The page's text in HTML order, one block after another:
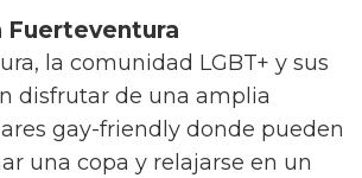
Fuerteventura
la comunidad LGBT+ y sus
disfrutar de una amplia
gay-friendly donde pueden
una copa y relajarse en un